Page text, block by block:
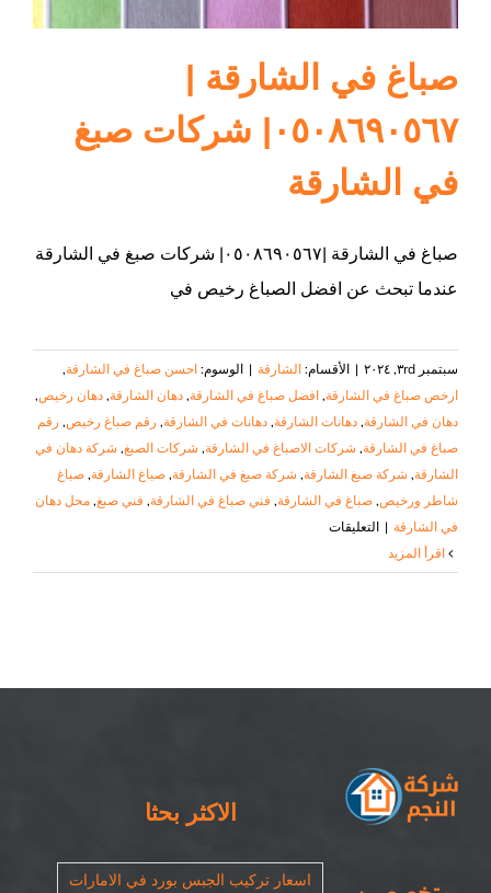
صباغ في الشارقة |
٠٥٠٨٦٩٠٥٦٧| شركات صبغ
في الشارقة
صباغ في الشارقة |٠٥٠٨٦٩٠٥٦٧| شركات صبغ في الشارقة
عندما تبحث عن افضل الصباغ رخيص في
سبتمبر ٣rd, ٢٠٢٤ | الأقسام: الشارقة | الوسوم: احسن صباغ في الشارقة,
ارخص صباغ في الشارقة, افضل صباغ في الشارقة, دهان الشارقة, دهان رخيص,
دهان في الشارقة, دهانات الشارقة, دهانات في الشارقة, رقم صباغ رخيص, رقم
صباغ في الشارقة, شركات الاصباغ في الشارقة, شركات الصبغ, شركة دهان في
الشارقة, شركة صبغ الشارقة, شركة صبغ في الشارقة, صباغ الشارقة, صباغ
شاطر ورخيص, صباغ في الشارقة, فني صباغ في الشارقة, فني صبغ, محل دهان
في الشارقة | التعليقاتعلى
في
الاكثر بحثا
اسعار تركيب الجبس بورد في الامارات